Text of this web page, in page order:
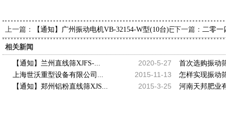
上一篇： 【通知】广州振动电机VB-32154-W型(10台)已发出，请伍经
下一篇： 二零一
相关新闻
2020-5-27
【通知】兰州直线筛XJFS-... 首次选购振动
2015-11-13
上海世沃重型设备有限公司... 怎样实现振动
2015-3-25
【通知】郑州铝粉直线筛XJS... 河南天邦肥业